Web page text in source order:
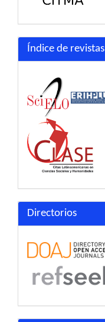
Índice de revistas
Directorios